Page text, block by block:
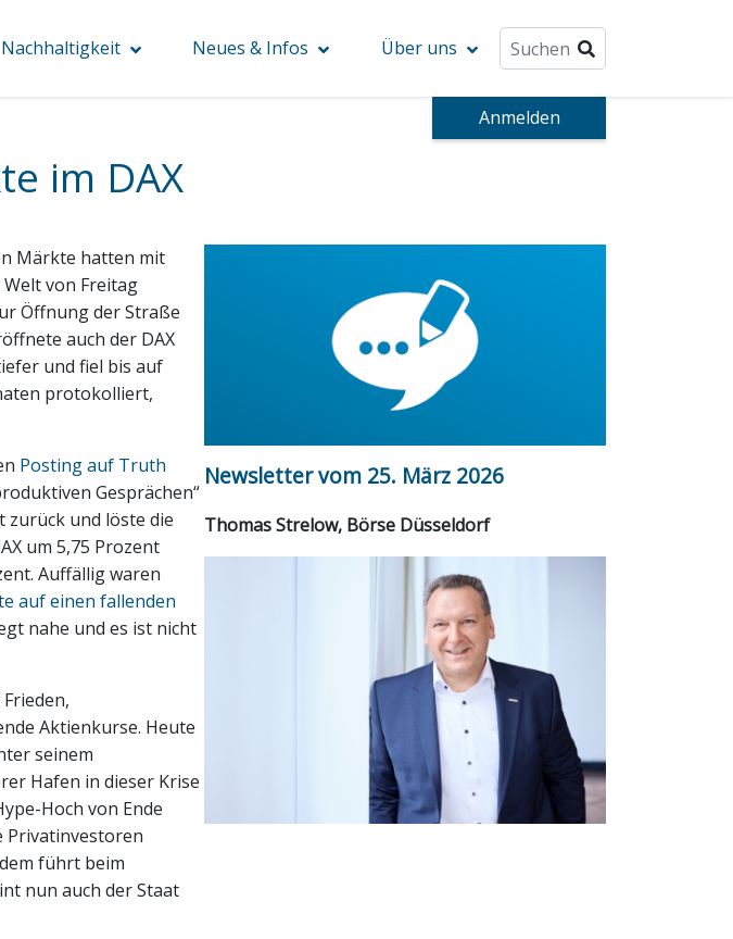
Nachhaltigkeit Neues & Infos Über uns
Anmelden
im DAX
Märkte hatten mit
von Freitag
Öffnung der Straße
auch der DAX
und fiel bis auf
protokolliert,
Posting auf Truth
Gesprächen“
zurück und löste die
um 5,75 Prozent
Auffällig waren
auf einen fallenden
nahe und es ist nicht
Aktienkurse. Heute
seinem
Hafen in dieser Krise
Hoch von Ende
Privatinvestoren
führt beim
nun auch der Staat
Newsletter vom 25. März 2026
Thomas Strelow, Börse Düsseldorf